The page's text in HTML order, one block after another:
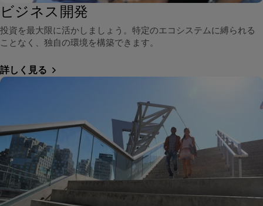
ビジネス開発
投資を最大限に活かしましょう。特定のエコシステムに縛られる
ことなく、独自の環境を構築できます。
詳しく見る